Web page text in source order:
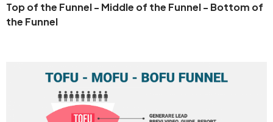
Top of the Funnel - Middle of the Funnel - Bottom of
the Funnel